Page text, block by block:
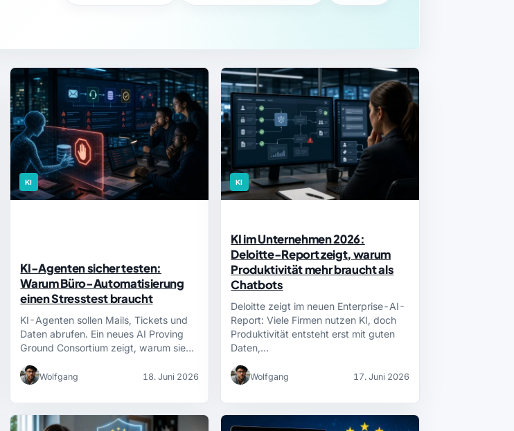
KI
KI-Agenten sicher testen:
Warum Büro-Automatisierung
einen Stresstest braucht
KI-Agenten sollen Mails, Tickets und
Daten abrufen. Ein neues AI Proving
Ground Consortium zeigt, warum sie…
Wolfgang 18. Juni 2026
KI
KI im Unternehmen 2026:
Deloitte-Report zeigt, warum
Produktivität mehr braucht als
Chatbots
Deloitte zeigt im neuen Enterprise-AI-
Report: Viele Firmen nutzen KI, doch
Produktivität entsteht erst mit guten
Daten,…
Wolfgang 17. Juni 2026